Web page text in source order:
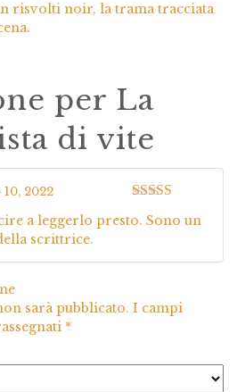
risvolti noir, la trama tracciata
per La
di vite
5
2022
a leggerlo presto. Sono un
scrittrice.
sarà pubblicato. I campi
*